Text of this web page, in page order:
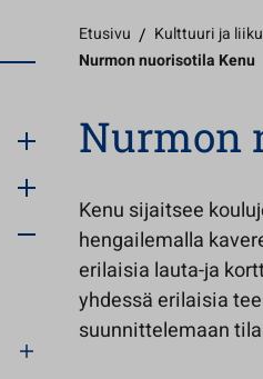
Etusivu / Kulttuuri ja
Nurmon nuorisotila Kenu
Nurmon
Kenu sijaitsee
hengailemalla
erilaisia lauta-ja
yhdessä erilaisia
suunnittelemaan